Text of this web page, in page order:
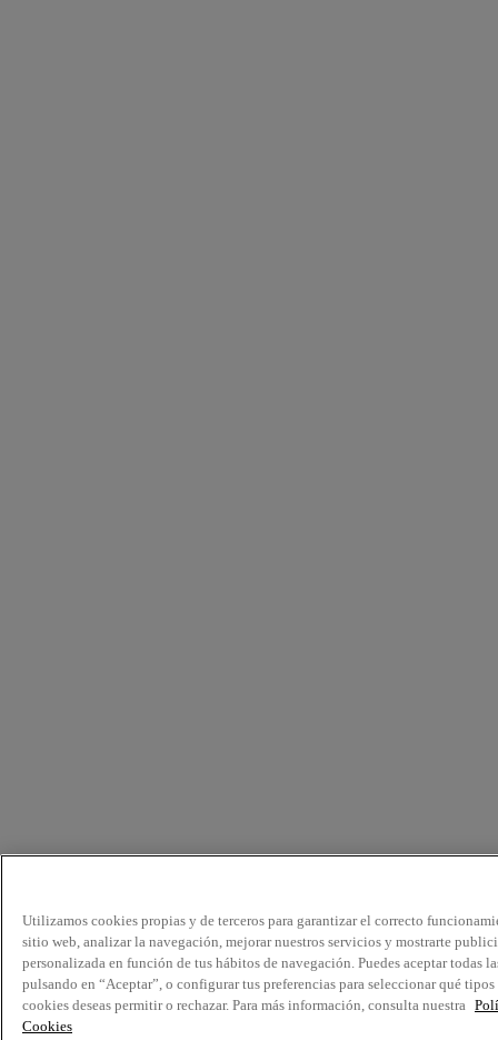
Utilizamos cookies propias y de terceros para garantizar el correcto
sitio web, analizar la navegación, mejorar nuestros servicios y mostrarte
personalizada en función de tus hábitos de navegación. Puedes aceptar todas
pulsando en “Aceptar”, o configurar tus preferencias para seleccionar qué tipos
cookies deseas permitir o rechazar. Para más información, consulta nuestra
Cookies